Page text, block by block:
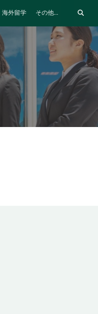
海外留学 その他...